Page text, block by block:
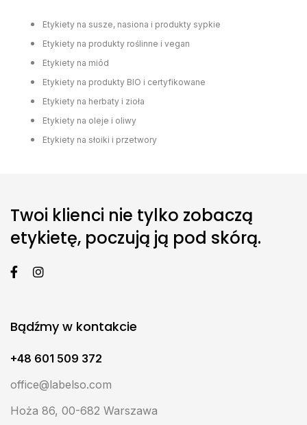
Etykiety na susze, nasiona i produkty sypkie
Etykiety na produkty roślinne i vegan
Etykiety na miód
Etykiety na produkty BIO i certyfikowane
Etykiety na herbaty i zioła
Etykiety na oleje i oliwy
Etykiety na słoiki i przetwory
Twoi klienci nie tylko zobaczą
etykietę, poczują ją pod skórą.
Bądźmy w kontakcie
+48 601 509 372
office@labelso.com
Hoża 86, 00-682 Warszawa